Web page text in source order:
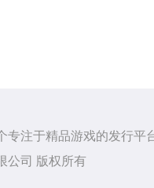
专注于精品游戏的发行平
公司 版权所有